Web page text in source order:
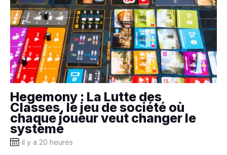
Hegemony : La Lutte des
Classes, le jeu de société où
chaque joueur veut changer le
système
il y a 20 heures